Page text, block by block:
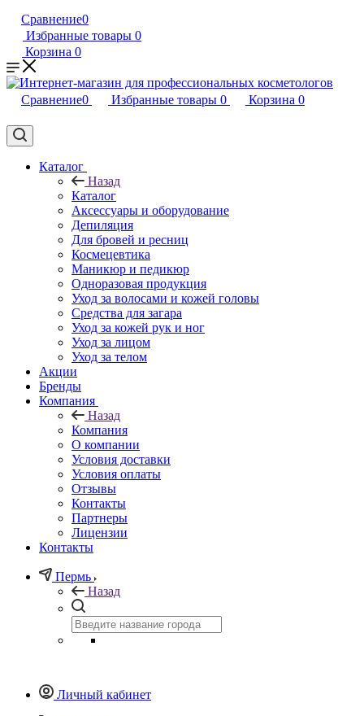
Сравнение0
Избранные товары 0
Корзина 0
Сравнение0 Избранные товары 0 Корзина 0
Каталог
Назад
Каталог
Аксессуары и оборудование
Депиляция
Для бровей и ресниц
Космецевтика
Маникюр и педикюр
Одноразовая продукция
Уход за волосами и кожей головы
Средства для загара
Уход за кожей рук и ног
Уход за лицом
Уход за телом
Акции
Бренды
Компания
Назад
Компания
О компании
Условия доставки
Условия оплаты
Отзывы
Контакты
Партнеры
Лицензии
Контакты
Пермь
Назад
Личный кабинет